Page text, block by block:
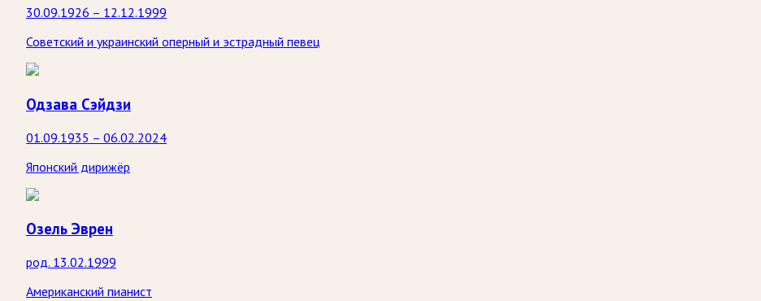
30.09.1926 – 12.12.1999
Советский и украинский оперный и эстрадный певец
Одзава Сэйдзи
01.09.1935 – 06.02.2024
Японский дирижёр
Озель Эврен
род. 13.02.1999
Американский пианист